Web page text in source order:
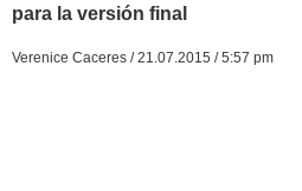
para la versión final
Verenice Caceres / 21.07.2015 / 5:57 pm